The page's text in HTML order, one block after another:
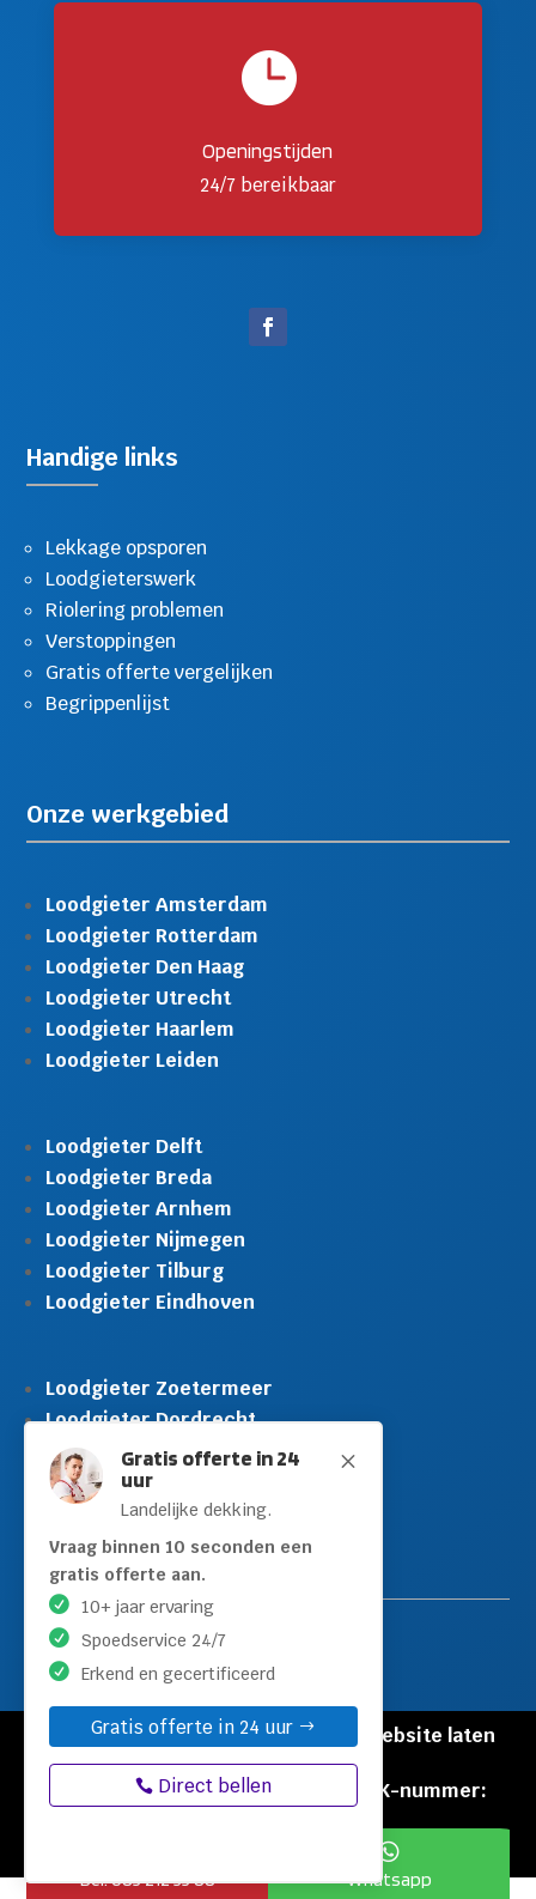

Openingstijden
24/7 bereikbaar
M
Gratis offerte in 24
uur
Landelijke dekking.
Vraag binnen 10 seconden een
gratis offerte aan.
10+ jaar ervaring
Spoedservice 24/7
Erkend en gecertificeerd
Gratis offerte in 24 uur
Direct bellen
Handige links
Lekkage opsporen
Loodgieterswerk
Riolering problemen
Verstoppingen
Gratis offerte vergelijken
Begrippenlijst
Onze werkgebied
Loodgieter Amsterdam
Loodgieter Rotterdam
Loodgieter Den Haag
Loodgieter Utrecht
Loodgieter Haarlem
Loodgieter Leiden
Loodgieter Delft
Loodgieter Breda
Loodgieter Arnhem
Loodgieter Nijmegen
Loodgieter Tilburg
Loodgieter Eindhoven
Loodgieter Zoetermeer
Loodgieter Dordrecht
Loodgieter Rijswijk
Loodgieter Schiedam
Loodgieter Leidschendam
Loodgieter Hilversum
© Copyright Loodgieters Kwartier |
Website laten
maken door Flexamedia
Privacyverklaring|Disclaimer
KVK-nummer:
Bel: 085 212 55 88

Whatsapp